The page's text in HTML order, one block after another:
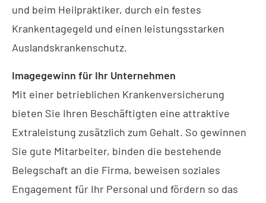
und beim Heilpraktiker, durch ein festes
Krankentagegeld und einen leistungsstarken
Auslandskrankenschutz.
Imagegewinn für Ihr Unternehmen
Mit einer betrieblichen Kranken­ver­si­che­rung
bieten Sie Ihren Beschäftigten eine attraktive
Extraleistung zusätzlich zum Gehalt. So gewinnen
Sie gute Mitarbeiter, binden die bestehende
Belegschaft an die Firma, beweisen soziales
Engagement für Ihr Personal und fördern so das